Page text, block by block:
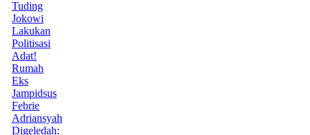
Tuding
Jokowi
Lakukan
Politisasi
Adat!
Rumah
Eks
Jampidsus
Febrie
Adriansyah
Digeledah: